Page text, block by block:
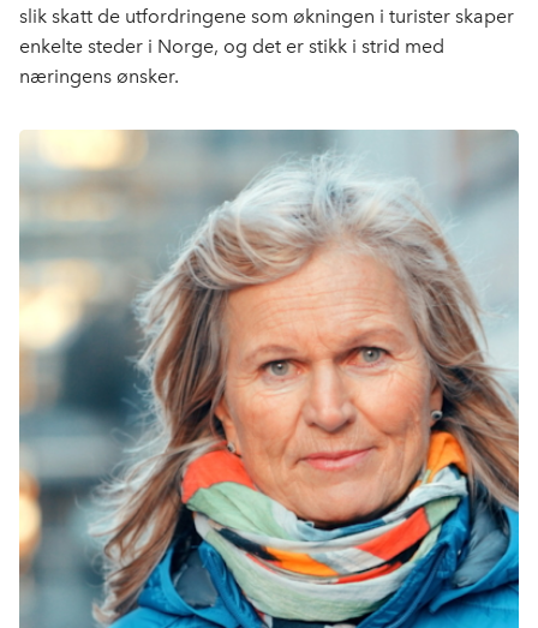
n
slik skatt de utfordringene som økningen i turister skaper
enkelte steder i Norge, og det er stikk i strid med
næringens ønsker.